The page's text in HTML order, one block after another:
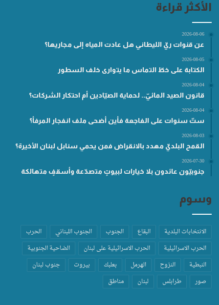
الأكثر قراءة
2026-08-06
عن قنوات ريّ الليطاني هل عادت المياه إلى مجاريها؟
2026-08-05
الكتابة على خطّ التماس ما يتوارى خلف السطور
2026-08-04
قانون الصيد المائيّ.. لحماية الصيّادين أم احتكار الشركات؟
2026-08-04
ستّ سنوات على الفاجعة فأين أضحى ملف انفجار المرفأ؟
2026-08-03
القمح البلديّ مهدد بالانقراض فمن يحمي سنابل لبنان الأخيرة؟
2026-07-30
جنوبيّون عائدون بلا خيارات لبيوتٍ متصدّعة وأسقفٍ متهالكة
وسوم
الانتخابات البلدية البقاع الجنوب الجنوب اللبناني
الحرب
الحرب الاسرائيلية
الحرب الاسرائيلية على لبنان
الضاحية الجنوبية
النبطية
النزوح الهرمل بعلبك بيروت
جنوب لبنان
صور
طرابلس لبنان مناطق